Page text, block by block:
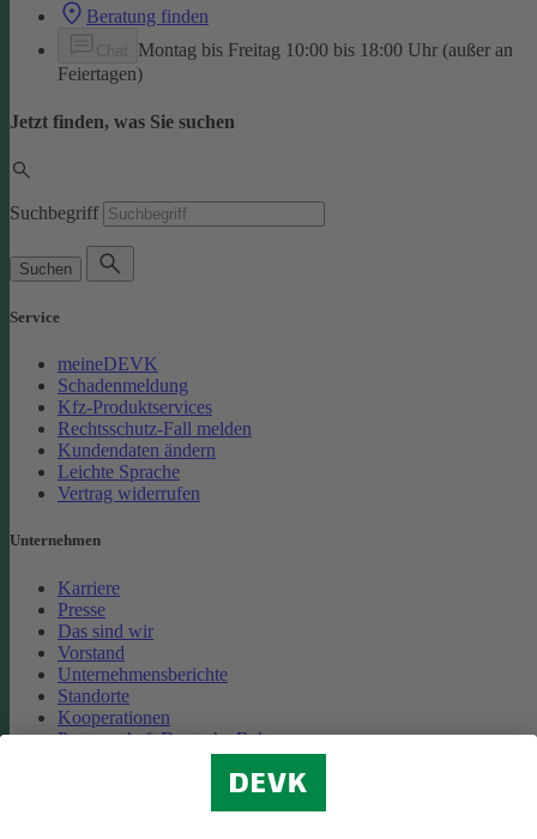
Beratung finden
Montag bis Freitag 10:00 bis 18:00 Uhr (außer an
Feiertagen)
Jetzt finden, was Sie suchen
Suchbegriff
Suchen
Service
meineDEVK
Schadenmeldung
Kfz-Produktservices
Rechtsschutz-Fall melden
Kundendaten ändern
Leichte Sprache
Vertrag widerrufen
Unternehmen
Karriere
Presse
Das sind wir
Vorstand
Unternehmensberichte
Standorte
Kooperationen
Partnerschaft Deutsche Bahn